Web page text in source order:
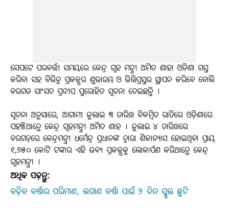
ସେପଟେ ପରବର୍ତ୍ତୀ ସମୟରେ କେନ୍ଦ୍ର ଗୃହ ମନ୍ତ୍ରୀ ଅମିତ ଶାହା ଓଡିଶା ଗସ୍ତ
କରିବା ସହ ବିଭିନ୍ନ ପ୍ରକଳ୍ପର ଶୁଭାରମ୍ଭ ଓ ଭିତ୍ତିପ୍ରସ୍ତର ସ୍ଥାପନ କରିବେ ବୋଲି
ବରଗଡ ସାଂସଦ ପ୍ରଦୀପ ପୁରୋହିତ ସୂଚନା ଦେଇଛନ୍ତି ।
ସୂଚନା ଅନୁସାରେ, ଆଗାମୀ ଜୁଲାଇ ୩ ତାରିଖ ବିଳମ୍ବିତ ରାତିରେ ଓଡ଼ିଶାରେ
ପହଞ୍ଚିଥାନ୍ତେ କେନ୍ଦ୍ର ଗୃହମନ୍ତ୍ରୀ ଅମିତ ଶାହ । ଜୁଲାଇ ୪ ତାରିଖରେ
ବରଗଡ଼ରେ କେନ୍ଦ୍ରମନ୍ତ୍ରୀ ଧର୍ମେନ୍ଦ୍ର ପ୍ରଧାନଙ୍କ ଦ୍ୱାରା ଶିଳାନ୍ୟାସ ହୋଇଥିବା ପ୍ରାୟ
୧,୭୫୦ କୋଟି ଟଙ୍କାର ଏହି ଭବ୍ୟ ପ୍ରକଳ୍ପକୁ ଲୋକାର୍ପଣ କରିଥାନ୍ତେ କେନ୍ଦ୍ର
ଗୃହମନ୍ତ୍ରୀ ।
ଅଧିକ ପଢ଼ନ୍ତୁ:
ବଢ଼ିବ ବର୍ଷାର ପରିମାଣ, ଲଗାଣ ବର୍ଷା ପାଇଁ ୨ ଦିନ ସ୍କୁଲ ଛୁଟି